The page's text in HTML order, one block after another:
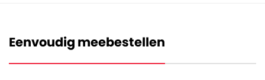
en dikker is het papier. Het asgat van de koker heeft een
diameter van 57 millimeter. Wij leveren de rollen
inclusief klosjes aan beide uiteinden.
Eenvoudig meebestellen